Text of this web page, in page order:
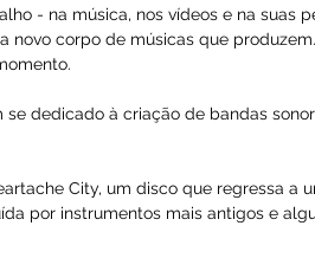
- na música, nos vídeos e na suas
novo corpo de músicas que
se dedicado à criação de bandas
City, um disco que regressa
por instrumentos mais antigos e